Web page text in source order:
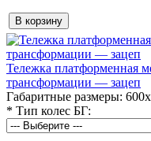
В корзину
Тележка платформенная
трансформации — зацеп
Габаритные размеры:
* Тип колес БГ: